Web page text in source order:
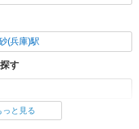
(兵庫)駅
す
を探す
っと見る